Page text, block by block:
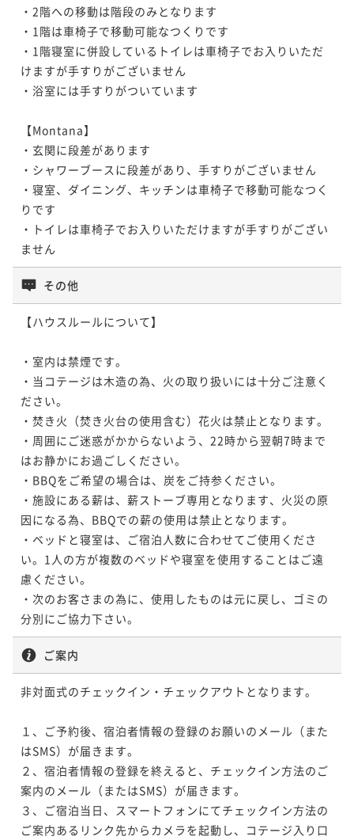
・2階への移動は階段のみとなります
・1階は車椅子で移動可能なつくりです
・1階寝室に併設しているトイレは車椅子でお入りいただ
けますが手すりがございません
・浴室には手すりがついています
【Montana】
・玄関に段差があります
・シャワーブースに段差があり、手すりがございません
・寝室、ダイニング、キッチンは車椅子で移動可能なつく
りです
・トイレは車椅子でお入りいただけますが手すりがござい
ません
その他
【ハウスルールについて】
・室内は禁煙です。
・当コテージは木造の為、火の取り扱いには十分ご注意く
ださい。
・焚き火（焚き火台の使用含む）花火は禁止となります。
・周囲にご迷惑がかからないよう、22時から翌朝7時まで
はお静かにお過ごしください。
・BBQをご希望の場合は、炭をご持参ください。
・施設にある薪は、薪ストーブ専用となります、火災の原
因になる為、BBQでの薪の使用は禁止となります。
・ベッドと寝室は、ご宿泊人数に合わせてご使用くださ
い。1人の方が複数のベッドや寝室を使用することはご遠
慮ください。
・次のお客さまの為に、使用したものは元に戻し、ゴミの
分別にご協力下さい。
ご案内
非対面式のチェックイン・チェックアウトとなります。
１、ご予約後、宿泊者情報の登録のお願いのメール（また
はSMS）が届きます。
２、宿泊者情報の登録を終えると、チェックイン方法のご
案内のメール（またはSMS）が届きます。
３、ご宿泊当日、スマートフォンにてチェックイン方法の
ご案内あるリンク先からカメラを起動し、コテージ入り口